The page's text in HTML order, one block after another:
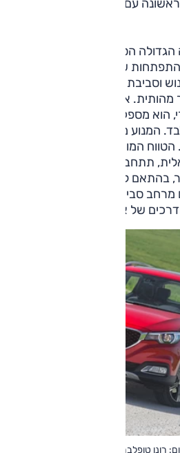
של רוב היצרנים הסינים,
וסביבת נהג, היה ליצרן הזה עוד
הוא מספק תא מטען קטן יחסית
ב-8.9 שניות. הטווח המוצהר של היצרן עומד על
תתחברו לתחנת עגינה בערך
יותר, בהתאם להתנהלות הנהיגה שלכם.
סביר לנוסעים והתנהלות
של אוטו.
רונן טופלברג